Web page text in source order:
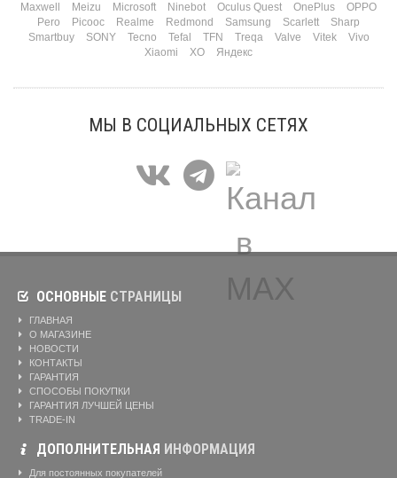
Maxwell
Meizu Microsoft Ninebot Oculus Quest OnePlus
OPPO
Pero
Picooc Realme Redmond Samsung Scarlett
Sharp
Smartbuy
SONY Tecno Tefal TFN Treqa Valve Vitek
Vivo
Xiaomi
XO Яндекс
МЫ В СОЦИАЛЬНЫХ СЕТЯХ
ОСНОВНЫЕ СТРАНИЦЫ
ГЛАВНАЯ
О МАГАЗИНЕ
НОВОСТИ
КОНТАКТЫ
ГАРАНТИЯ
СПОСОБЫ ПОКУПКИ
ГАРАНТИЯ ЛУЧШЕЙ ЦЕНЫ
TRADE-IN
ДОПОЛНИТЕЛЬНАЯ ИНФОРМАЦИЯ
Для постоянных покупателей